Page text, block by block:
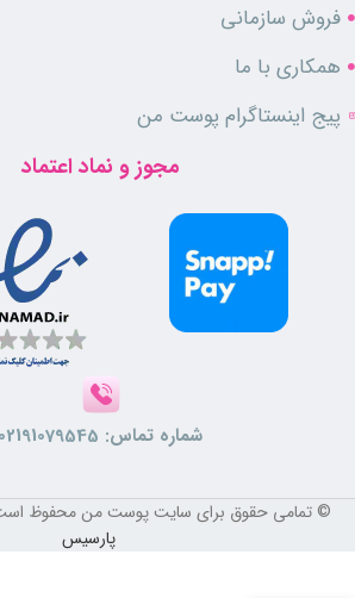
فروش سازمانی
همکاری با ما
پیج اینستاگرام پوست من
مجوز و نماد اعتماد
شماره تماس: 02191079545
© تمامی حقوق برای سایت پوست من محفوظ
پارسیس
فلوئید